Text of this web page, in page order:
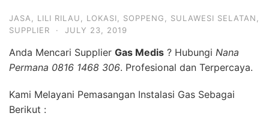
JASA LILI RILAU LOKASI SOPPENG SULAWESI SELATAN
SUPPLIER
· JULY 23, 2019
Anda Mencari Supplier Gas Medis ? Hubungi Nana
Permana 0816 1468 306. Profesional dan Terpercaya.
Kami Melayani Pemasangan Instalasi Gas Sebagai
Berikut :